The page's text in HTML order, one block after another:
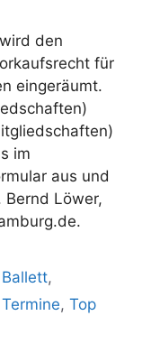
den
für
eingeräumt.
im
aus und
Bernd Löwer,
,
Termine, Top